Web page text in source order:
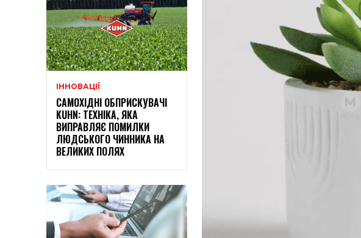
ІННОВАЦІЇ
САМОХІДНІ ОБПРИСКУВАЧІ
KUHN: ТЕХНІКА, ЯКА
ВИПРАВЛЯЄ ПОМИЛКИ
ЛЮДСЬКОГО ЧИННИКА НА
ВЕЛИКИХ ПОЛЯХ